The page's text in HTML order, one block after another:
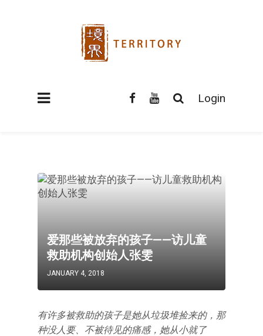
Login
爱那些被放弃的孩子——访儿童
救助机构创始人张雯
JANUARY 4, 2018
有许多被救助的孩子是她从垃圾堆捡来的，那
种没人要、不被待见的痛感，她从小就了